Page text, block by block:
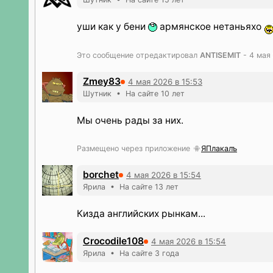
уши как у бени армянское нетаньяхо
Это сообщение отредактировал ANTISEMIT - 4 мая
Zmey83 4 мая 2026 в 15:53
Шутник • На сайте 10 лет
Мы очень рады за них.
Размещено через приложение ЯПлакалъ
borchet 4 мая 2026 в 15:54
Ярила • На сайте 13 лет
Кизда английских рынкам...
Crocodile108 4 мая 2026 в 15:54
Ярила • На сайте 3 года